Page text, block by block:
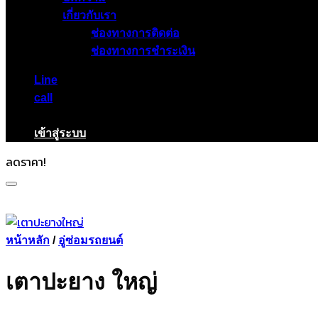
เกี่ยวกับเรา
ช่องทางการติดต่อ
ช่องทางการชำระเงิน
Line
call
เข้าสู่ระบบ
ลดราคา!
หน้าหลัก / อู่ซ่อมรถยนต์
เตาปะยาง ใหญ่